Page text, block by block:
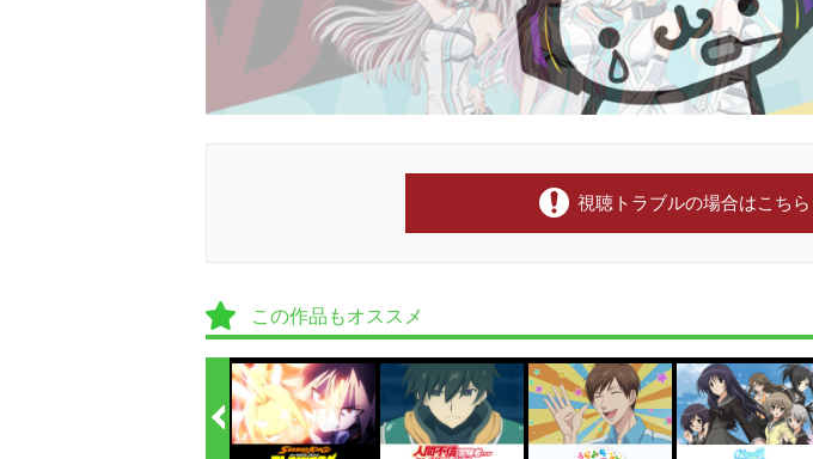
視聴トラブルの場合はこちら
この作品もオススメ